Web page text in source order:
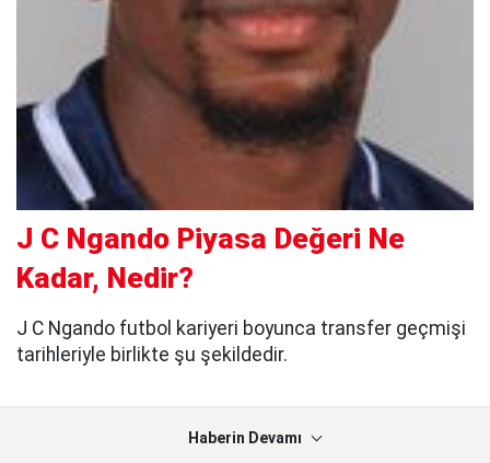
J C Ngando Piyasa Değeri Ne
Kadar, Nedir?
J C Ngando futbol kariyeri boyunca transfer geçmişi
tarihleriyle birlikte şu şekildedir.
Haberin Devamı